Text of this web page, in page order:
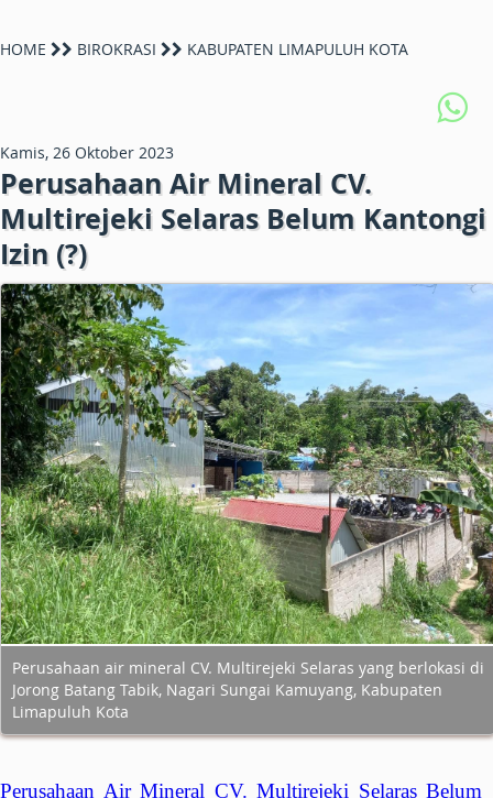
HOME BIROKRASI KABUPATEN LIMAPULUH KOTA
Kamis, 26 Oktober 2023
Perusahaan Air Mineral CV.
Multirejeki Selaras Belum Kantongi
Izin (?)
Perusahaan air mineral CV. Multirejeki Selaras yang berlokasi di
Jorong Batang Tabik, Nagari Sungai Kamuyang, Kabupaten
Limapuluh Kota
Perusahaan Air Mineral CV. Multirejeki Selaras Belum